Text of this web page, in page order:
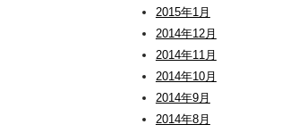
2015年1月
2014年12月
2014年11月
2014年10月
2014年9月
2014年8月